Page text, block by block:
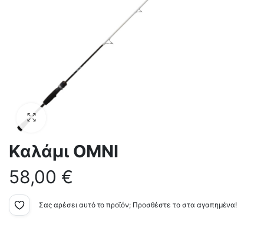
Καλάμι OMNI
58,00 €
Σας αρέσει αυτό το προϊόν; Προσθέστε το στα αγαπημένα!